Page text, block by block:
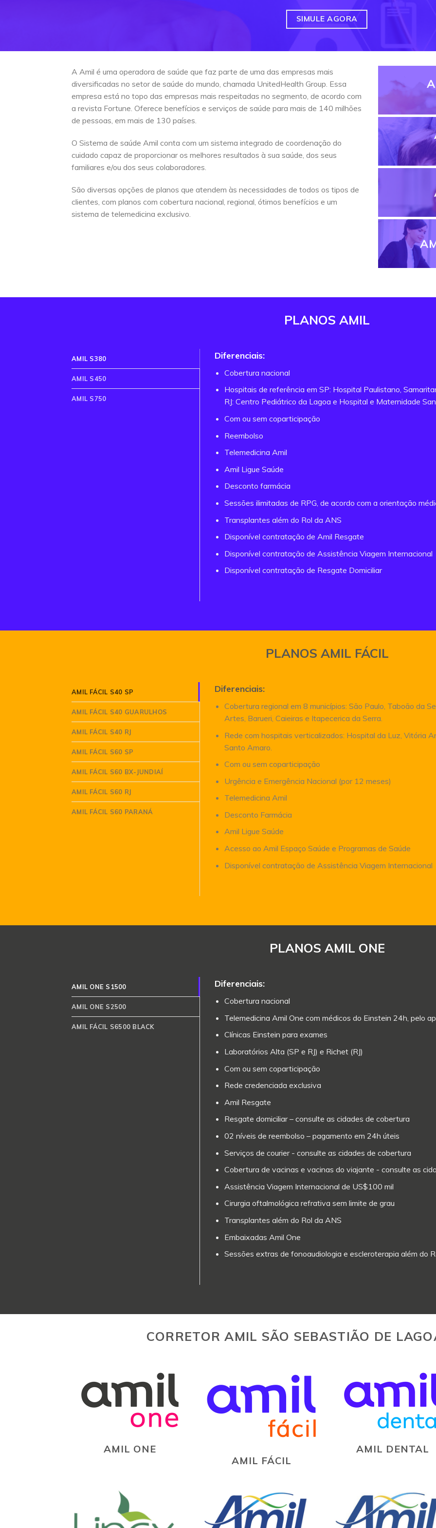
SIMULE AGORA
A Amil é uma operadora de saúde que faz parte de uma das empresas mais
diversificadas no setor de saúde do mundo, chamada UnitedHealth Group. Essa
empresa está no topo das empresas mais respeitadas no segmento, de acordo com
a revista Fortune. Oferece benefícios e serviços de saúde para mais de 140 milhões
de pessoas, em mais de 130 países.
O Sistema de saúde Amil conta com um sistema integrado de coordenação do
cuidado capaz de proporcionar os melhores resultados à sua saúde, dos seus
familiares e/ou dos seus colaboradores.
São diversas opções de planos que atendem às necessidades de todos os tipos de
clientes, com planos com cobertura nacional, regional, ótimos benefícios e um
sistema de telemedicina exclusivo.
PLANOS AMIL
AMIL S380
AMIL S450
AMIL S750
Diferenciais:
Cobertura nacional
Hospitais de referência em SP: Hospital Paulistano,
RJ: Centro Pediátrico da Lagoa e Hospital e Maternidade
Com ou sem coparticipação
Reembolso
Telemedicina Amil
Amil Ligue Saúde
Desconto farmácia
Sessões ilimitadas de RPG, de acordo com a orientação
Transplantes além do Rol da ANS
Disponível contratação de Amil Resgate
Disponível contratação de Assistência Viagem Internacional
Disponível contratação de Resgate Domiciliar
PLANOS AMIL FÁCIL
AMIL FÁCIL S40 SP
AMIL FÁCIL S40 GUARULHOS
AMIL FÁCIL S40 RJ
AMIL FÁCIL S60 SP
AMIL FÁCIL S60 BX-JUNDIAÍ
AMIL FÁCIL S60 RJ
AMIL FÁCIL S60 PARANÁ
Diferenciais:
Cobertura regional em 8 municípios: São Paulo, Taboão da
Artes, Barueri, Caieiras e Itapecerica da Serra.
Rede com hospitais verticalizados: Hospital da Luz, Vitória
Santo Amaro.
Com ou sem coparticipação
Urgência e Emergência Nacional (por 12 meses)
Telemedicina Amil
Desconto Farmácia
Amil Ligue Saúde
Acesso ao Amil Espaço Saúde e Programas de Saúde
Disponível contratação de Assistência Viagem Internacional
PLANOS AMIL ONE
AMIL ONE S1500
AMIL ONE S2500
AMIL FÁCIL S6500 BLACK
Diferenciais:
Cobertura nacional
Telemedicina Amil One com médicos do Einstein 24h, pelo
Clínicas Einstein para exames
Laboratórios Alta (SP e RJ) e Richet (RJ)
Com ou sem coparticipação
Rede credenciada exclusiva
Amil Resgate
Resgate domiciliar – consulte as cidades de cobertura
02 níveis de reembolso – pagamento em 24h úteis
Serviços de courier - consulte as cidades de cobertura
Cobertura de vacinas e vacinas do viajante - consulte as
Assistência Viagem Internacional de US$100 mil
Cirurgia oftalmológica refrativa sem limite de grau
Transplantes além do Rol da ANS
Embaixadas Amil One
Sessões extras de fonoaudiologia e escleroterapia além do
CORRETOR AMIL SÃO SEBASTIÃO DE
AMIL ONE
AMIL FÁCIL
AMIL DENTAL